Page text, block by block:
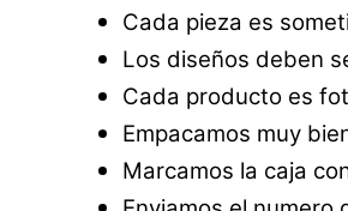
Cada pieza es
Los diseños deben
Cada producto es
Empacamos muy
Marcamos la caja